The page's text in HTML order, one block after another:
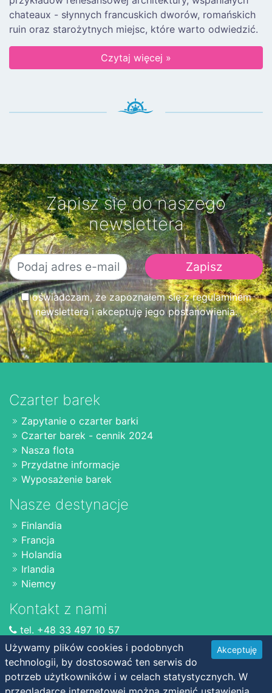
chateaux - słynnych francuskich dworów, romańskich
ruin oraz starożytnych miejsc, które warto odwiedzić.
Czytaj więcej »
Zapisz się do naszego
newslettera
oświadczam, że zapoznałem się z regulaminem
newslettera i akceptuję jego postanowienia.
Czarter barek
Zapytanie o czarter barki
Czarter barek - cennik 2024
Nasza flota
Przydatne informacje
Wyposażenie barek
Nasze destynacje
Finlandia
Francja
Holandia
Irlandia
Niemcy
Kontakt z nami
tel. +48 33 497 10 57
www.czarterbarek.pl
info@czarterbarek.pl
Akceptuję
Używamy plików cookies i podobnych
technologii, by dostosować ten serwis do
potrzeb użytkowników i w celach statystycznych. W